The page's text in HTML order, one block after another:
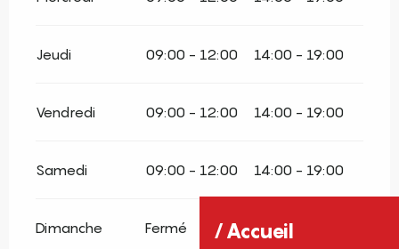
Accueil
Jeudi 09:00 - 12:00 14:00 - 19:00
Vendredi 09:00 - 12:00 14:00 - 19:00
Samedi 09:00 - 12:00 14:00 - 19:00
Dimanche Fermé